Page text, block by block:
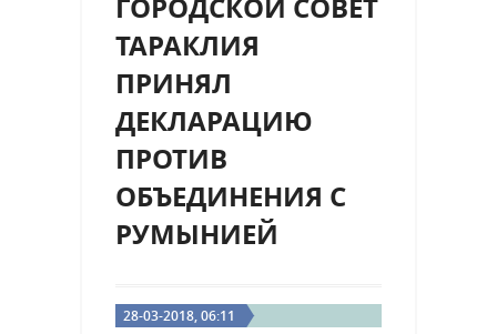
ГОРОДСКОЙ СОВЕТ
ТАРАКЛИЯ
ПРИНЯЛ
ДЕКЛАРАЦИЮ
ПРОТИВ
ОБЪЕДИНЕНИЯ С
РУМЫНИЕЙ
28-03-2018, 06:11